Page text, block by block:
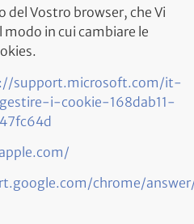
Vostro browser, che Vi
in cui cambiare le
support.microsoft.com/it-
i-cookie-168dab11-
chrome/